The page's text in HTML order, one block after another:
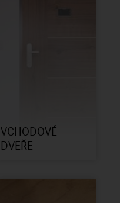
VCHODOVÉ
DVEŘE